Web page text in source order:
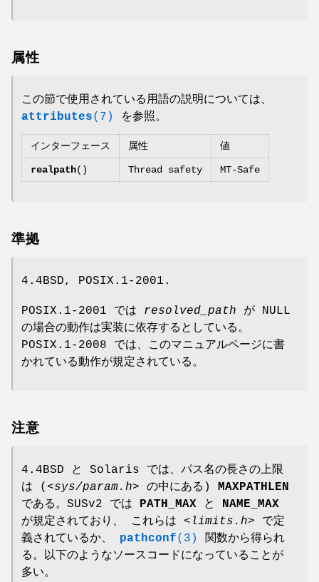
属性
この節で使用されている用語の説明については、
attributes(7) を参照。
インターフェース 属性 値
realpath() Thread safety MT-Safe
準拠
4.4BSD, POSIX.1-2001.
POSIX.1-2001 では resolved_path が NULL
の場合の動作は実装に依存するとしている。
POSIX.1-2008 では、このマニュアルページに書
かれている動作が規定されている。
注意
4.4BSD と Solaris では、パス名の長さの上限
は ( <sys/param.h> の中にある)
MAXPATHLEN
である。SUSv2 では
PATH_MAX と
NAME_MAX
が規定されており、 これらは <limits.h> で定
義されているか、 pathconf(3)
関数から得られ
る。以下のようなソースコードになっていることが
多い。